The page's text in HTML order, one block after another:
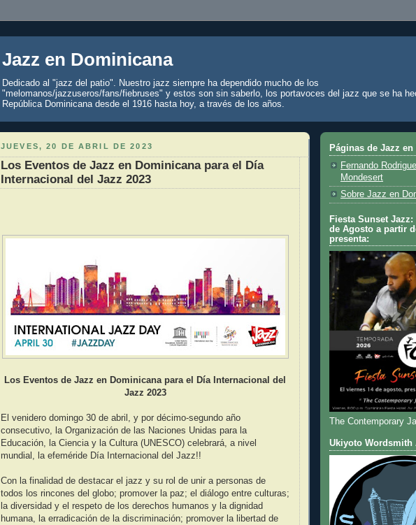
Jazz en Dominicana
Dedicado al "jazz del patio". Nuestro jazz siempre ha dependido mucho de los
"melomanos/jazzuseros/fans/fiebruses" y estos son sin saberlo, los portavoces del jazz que se ha
República Dominicana desde el 1916 hasta hoy, a través de los años.
JUEVES, 20 DE ABRIL DE 2023
Los Eventos de Jazz en Dominicana para el Día
Internacional del Jazz 2023
Los Eventos de Jazz en Dominicana para el Día Internacional del
Jazz 2023
El venidero domingo 30 de abril, y por décimo-segundo año
consecutivo, la Organización de las Naciones Unidas para la
Educación, la Ciencia y la Cultura (UNESCO) celebrará, a nivel
mundial, la efeméride Día Internacional del Jazz!!
Con la finalidad de destacar el jazz y su rol de unir a personas de
todos los rincones del globo; promover la paz; el diálogo entre culturas;
la diversidad y el respeto de los derechos humanos y la dignidad
humana, la erradicación de la discriminación; promover la libertad de
Páginas de Jazz
Fernando
Mondesert
Sobre Jazz en
Fiesta Sunset
de Agosto a partir
presenta:
The Contemporary
Ukiyoto Wordsmith